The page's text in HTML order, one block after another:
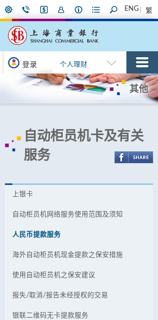
ENG 繁
登录 个人理财
其他
自动柜员机卡及有关
服务
上银卡
自动柜员机网络服务使用范围及须知
人民币提款服务
海外自动柜员机现金提款之保安措施
使用自动柜员机之保安建议
报失/取消/报告未经授权的交易
银联二维码无卡提款服务